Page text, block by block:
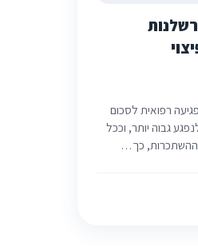
רפואית לסכום
גבוה יותר, וככל
וההשתכרות, כך…